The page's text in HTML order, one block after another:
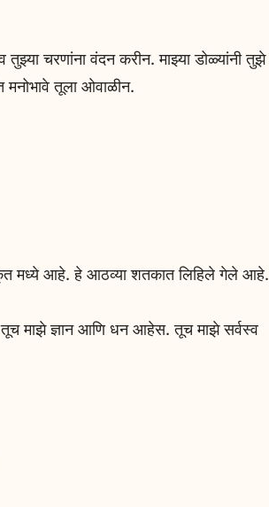
तुझ्या चरणांना वंदन करीन. माझ्या डोळ्यांनी तुझे
तूला ओवाळीन.
मध्ये आहे. हे आठव्या शतकात लिहिले गेले आहे.
माझे ज्ञान आणि धन आहेस. तूच माझे सर्वस्व